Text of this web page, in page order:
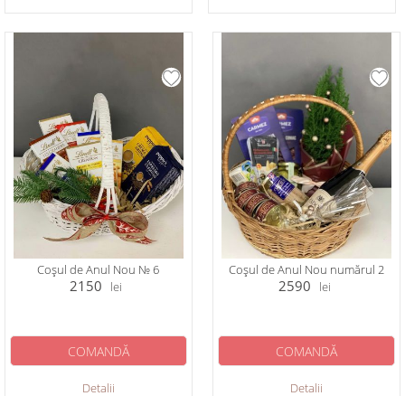
Coșul de Anul Nou № 6
2150 lei
Detalii
COMANDĂ
Coșul de Anul Nou numărul 2
2590 lei
Detalii
COMANDĂ